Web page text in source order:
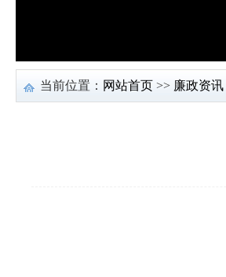
当前位置： 网站首页 >> 廉政资讯